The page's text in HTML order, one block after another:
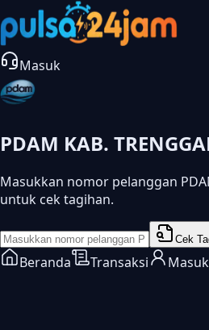
Masuk
PDAM KAB.
Masukkan nomor pelanggan
untuk cek tagihan.
Cek
Beranda Transaksi Masuk